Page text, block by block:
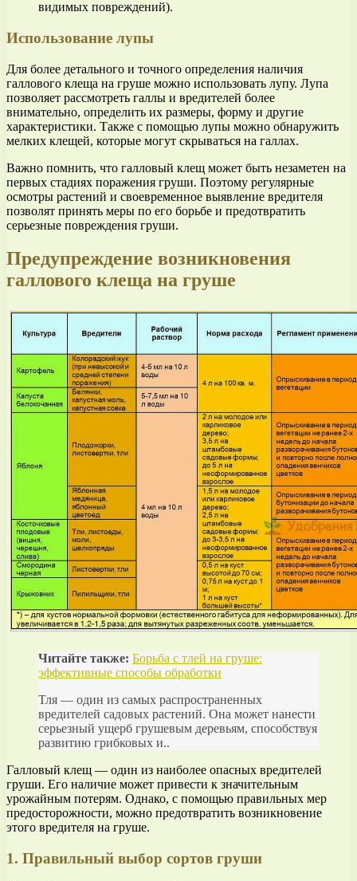
видимых повреждений).
Использование лупы
Для более детального и точного определения наличия
галлового клеща на груше можно использовать лупу. Лупа
позволяет рассмотреть галлы и вредителей более
внимательно, определить их размеры, форму и другие
характеристики. Также с помощью лупы можно обнаружить
мелких клещей, которые могут скрываться на галлах.
Важно помнить, что галловый клещ может быть незаметен на
первых стадиях поражения груши. Поэтому регулярные
осмотры растений и своевременное выявление вредителя
позволят принять меры по его борьбе и предотвратить
серьезные повреждения груши.
Предупреждение возникновения
галлового клеща на груше
Читайте также: Борьба с тлей на груше:
эффективные способы обработки
Тля — один из самых распространенных
вредителей садовых растений. Она может нанести
серьезный ущерб грушевым деревьям, способствуя
развитию грибковых и..
Галловый клещ — один из наиболее опасных вредителей
груши. Его наличие может привести к значительным
урожайным потерям. Однако, с помощью правильных мер
предосторожности, можно предотвратить возникновение
этого вредителя на груше.
1. Правильный выбор сортов груши